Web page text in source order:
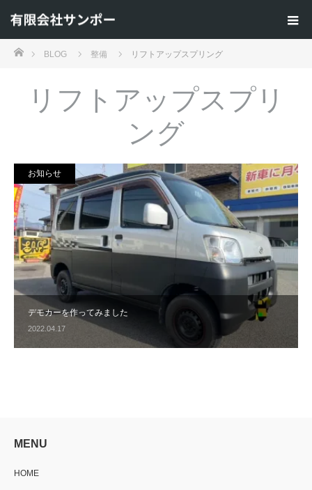
ホームBLOG 整備 リフトアップスプリング
リフトアップスプリ
ング
デモカーを作ってみました
2022.04.17
お知らせ
MENU
HOME